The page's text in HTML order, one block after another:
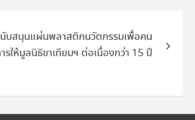
บสนุนแผ่นพลาสติกนวัตกรรมเพื่อคน
รให้มูลนิธิขาเทียมฯ ต่อเนื่องกว่า 15 ปี